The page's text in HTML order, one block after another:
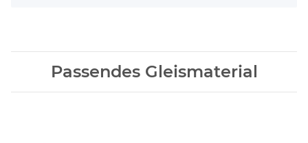
Passendes Gleismaterial